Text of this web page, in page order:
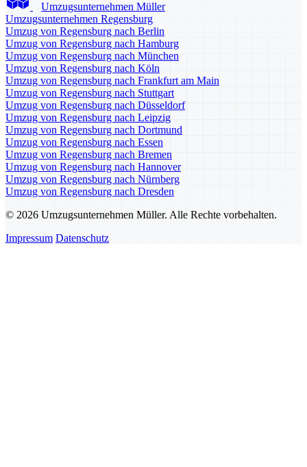
Umzugsunternehmen Müller
Umzugsunternehmen Regensburg
Umzug von Regensburg nach Berlin
Umzug von Regensburg nach Hamburg
Umzug von Regensburg nach München
Umzug von Regensburg nach Köln
Umzug von Regensburg nach Frankfurt am Main
Umzug von Regensburg nach Stuttgart
Umzug von Regensburg nach Düsseldorf
Umzug von Regensburg nach Leipzig
Umzug von Regensburg nach Dortmund
Umzug von Regensburg nach Essen
Umzug von Regensburg nach Bremen
Umzug von Regensburg nach Hannover
Umzug von Regensburg nach Nürnberg
Umzug von Regensburg nach Dresden
© 2026 Umzugsunternehmen Müller. Alle Rechte vorbehalten.
Impressum Datenschutz